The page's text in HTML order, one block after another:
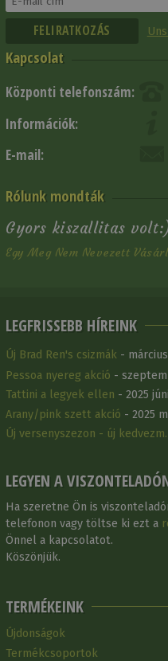
Kapcsolat
Központi telefonszám:
Információk:
E-mail:
Rólunk mondták
Gyors kiszallitas
Egy Meg Nem Nevezett
LEGFRISSEBB HÍREINK
Új Brad Ren's csizmák -
Pessoa nyereg akció -
Tattini a legyek ellen - 2025
Arany/pink szett akció - 2025
Új versenyszezon - új
LEGYEN A
Ha szeretne Ön is
telefonon vagy töltse ki ezt a
Önnel a kapcsolatot.
Köszönjük.
TERMÉKEINK
Újdonságok
Termékcsoportok